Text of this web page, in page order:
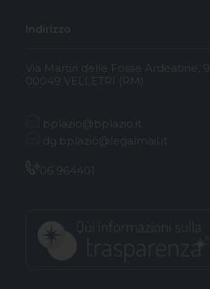
Indirizzo
Via Martiri delle Fosse Ardeatine, 9
00049 VELLETRI (RM)
bplazio@bplazio.it
dg.bplazio@legalmail.it
06 964401